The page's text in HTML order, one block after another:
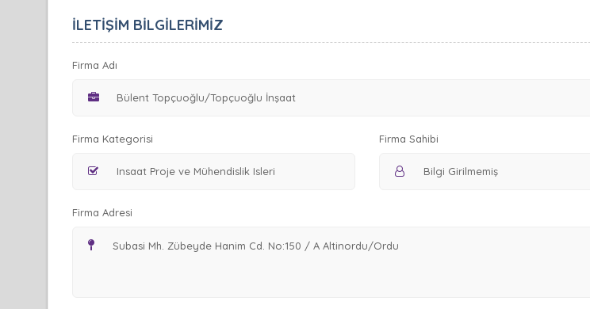
İLETİŞİM BİLGİLERİMİZ
Firma Adı
Firma Kategorisi Firma Sahibi
Firma Adresi